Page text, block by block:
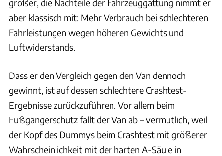
größer, die Nachteile der Fahrzeuggattung nimmt er
aber klassisch mit: Mehr Verbrauch bei schlechteren
Fahrleistungen wegen höheren Gewichts und
Luftwiderstands.
Dass er den Vergleich gegen den Van dennoch
gewinnt, ist auf dessen schlechtere Crashtest-
Ergebnisse zurückzuführen. Vor allem beim
Fußgängerschutz fällt der Van ab – vermutlich, weil
der Kopf des Dummys beim Crashtest mit größerer
Wahrscheinlichkeit mit der harten A-Säule in